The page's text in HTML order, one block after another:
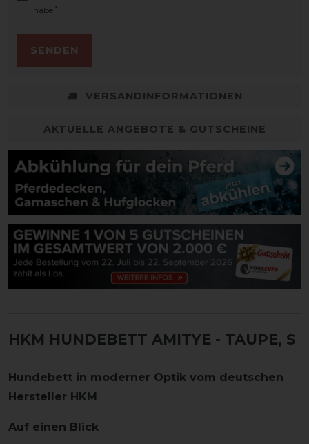
habe. *
SENDEN
VERSANDINFORMATIONEN
AKTUELLE ANGEBOTE & GUTSCHEINE
HKM HUNDEBETT AMITYE - TAUPE, S
Hundebett in moderner Optik vom deutschen
Hersteller HKM
Auf einen Blick